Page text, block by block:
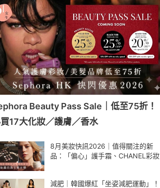
Beauty Pass Sale｜低至75折！
17大化妝／護膚／香水
8月美妝快訊2026｜值得關注的新
品：「偏心」護手霜、CHANEL彩妝
減肥｜韓國爆紅「坐姿減肥運動」！